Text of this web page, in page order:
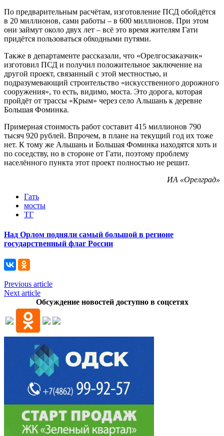
По предварительным расчётам, изготовление ПСД обойдётся
в 20 миллионов, сами работы – в 600 миллионов. При этом
они займут около двух лет – всё это время жителям Гати
придётся пользоваться обходными путями.
Также в департаменте рассказали, что «Орелгосзаказчик»
изготовил ПСД и получил положительное заключение на
другой проект, связанный с этой местностью, и
подразумевающий строительство «искусственного дорожного
сооружения», то есть, видимо, моста. Это дорога, которая
пройдёт от трассы «Крым» через село Альшань к деревне
Большая Фоминка.
Примерная стоимость работ составит 415 миллионов 790
тысяч 920 рублей. Впрочем, в плане на текущий год их тоже
нет. К тому же Альшань и Большая Фоминка находятся хоть и
по соседству, но в стороне от Гати, поэтому проблему
населённого пункта этот проект полностью не решит.
ИА «Орелград»
Гать
мосты
ТГ
Над Орлом подняли самый большой в регионе
государственный флаг России
Previous article
Next article
Обсуждение новостей доступно в соцсетях